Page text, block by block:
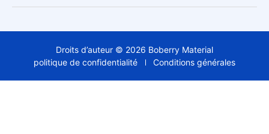
Droits d’auteur © 2026 Boberry Material
politique de confidentialité
Conditions générales